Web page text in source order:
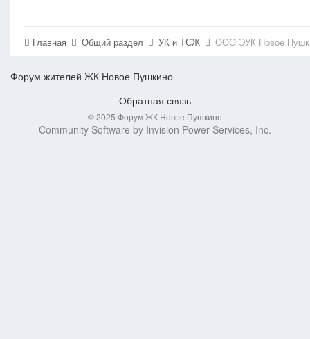
Главная Общий раздел УК и ТСЖ ООО ЭУК Новое
Форум жителей ЖК Новое Пушкино
Обратная связь
© 2025 Форум ЖК Новое Пушкино
Community Software by Invision Power Services, Inc.